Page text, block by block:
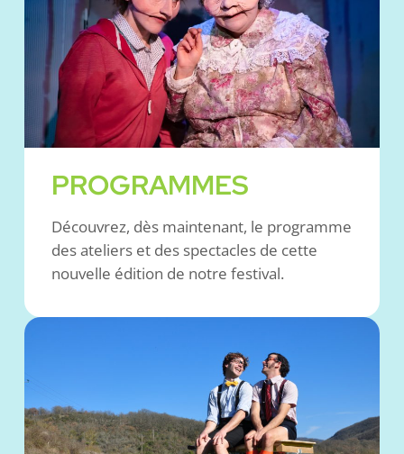
PROGRAMMES
Découvrez, dès maintenant, le programme
des ateliers et des spectacles de cette
nouvelle édition de notre festival.